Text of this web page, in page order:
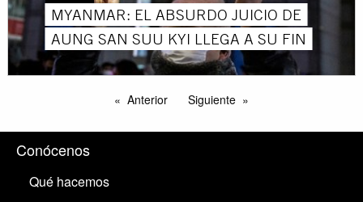
MYANMAR: EL ABSURDO JUICIO DE
AUNG SAN SUU KYI LLEGA A SU FIN
Anterior Siguiente
Conócenos
Qué hacemos